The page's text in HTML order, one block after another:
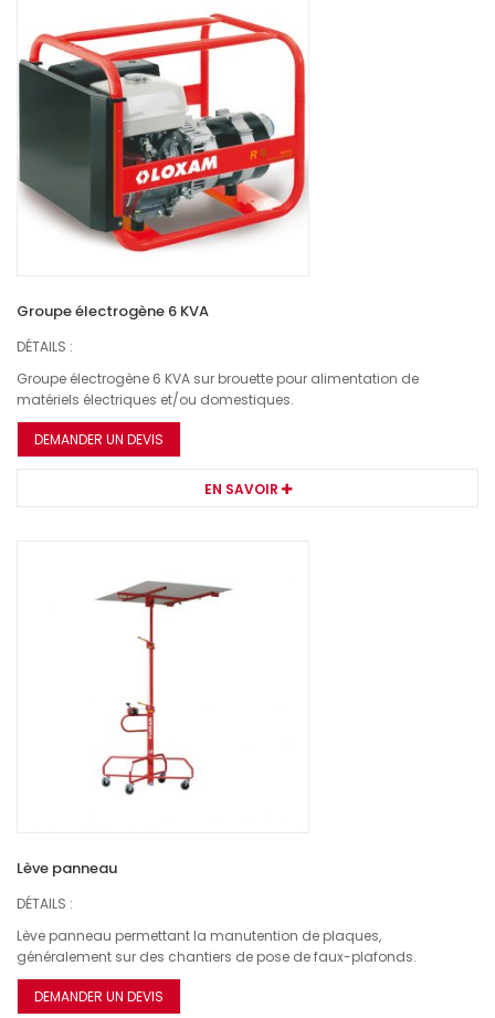
Groupe électrogène 6 KVA
DÉTAILS :
Groupe électrogène 6 KVA sur brouette pour alimentation de
matériels électriques et/ou domestiques.
DEMANDER UN DEVIS
EN SAVOIR
Lève panneau
DÉTAILS :
Lève panneau permettant la manutention de plaques,
généralement sur des chantiers de pose de faux-plafonds.
DEMANDER UN DEVIS